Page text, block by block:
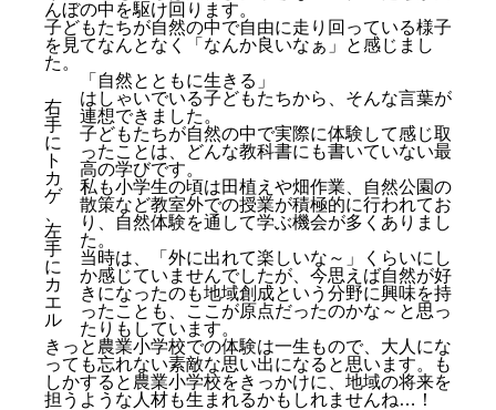
んぼの中を駆け回ります。
子どもたちが自然の中で自由に走り回っている様子
を見てなんとなく「なんか良いなぁ」と感じまし
た。
右
手
に
ト
カ
ゲ
左
手
に
カ
エ
ル
「自然とともに生きる」
はしゃいでいる子どもたちから、そんな言葉が
連想できました。
子どもたちが自然の中で実際に体験して感じ取
ったことは、どんな教科書にも書いていない最
高の学びです。
私も小学生の頃は田植えや畑作業、自然公園の
散策など教室外での授業が積極的に行われてお
り、自然体験を通して学ぶ機会が多くありまし
た。
当時は、「外に出れて楽しいな～」くらいにし
か感じていませんでしたが、今思えば自然が好
きになったのも地域創成という分野に興味を持
ったことも、ここが原点だったのかな～と思っ
たりもしています。
きっと農業小学校での体験は一生もので、大人にな
っても忘れない素敵な思い出になると思います。も
しかすると農業小学校をきっかけに、地域の将来を
担うような人材も生まれるかもしれませんね…！